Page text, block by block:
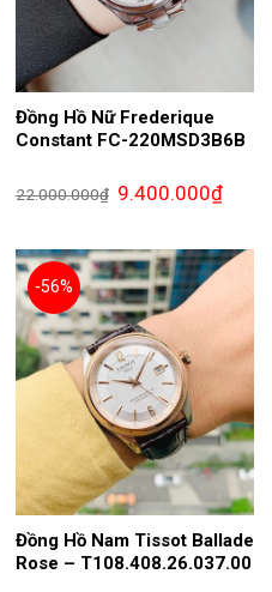
Đồng Hồ Nữ Frederique
Constant FC-220MSD3B6B
22.000.000₫ Giá
gốc
9.400.000₫Giá
hiện
-56%
Đồng Hồ Nam Tissot Ballade
Rose – T108.408.26.037.00